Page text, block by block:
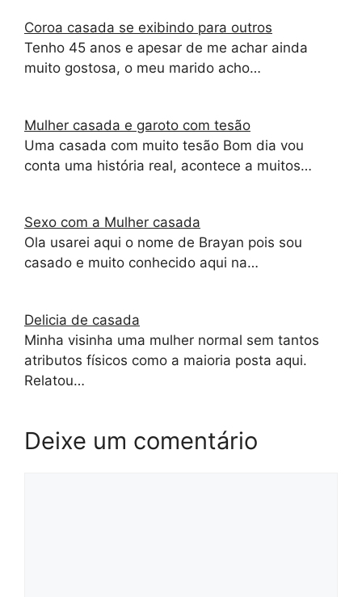
Coroa casada se exibindo para outros
Tenho 45 anos e apesar de me achar ainda
muito gostosa, o meu marido acho…
Mulher casada e garoto com tesão
Uma casada com muito tesão Bom dia vou
conta uma história real, acontece a muitos…
Sexo com a Mulher casada
Ola usarei aqui o nome de Brayan pois sou
casado e muito conhecido aqui na…
Delicia de casada
Minha visinha uma mulher normal sem tantos
atributos físicos como a maioria posta aqui.
Relatou…
Deixe um comentário